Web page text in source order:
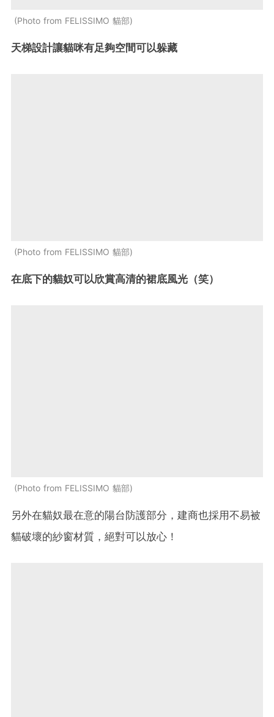
Photo from FELISSIMO 貓部
天梯設計讓貓咪有足夠空間可以躲藏
Photo from FELISSIMO 貓部
在底下的貓奴可以欣賞高清的裙底風光（笑）
Photo from FELISSIMO 貓部
另外在貓奴最在意的陽台防護部分，建商也採用不易被
貓破壞的紗窗材質，絕對可以放心！